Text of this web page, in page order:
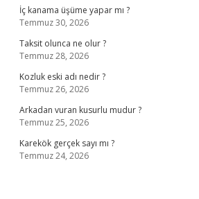
İç kanama üşüme yapar mı ?
Temmuz 30, 2026
Taksit olunca ne olur ?
Temmuz 28, 2026
Kozluk eski adı nedir ?
Temmuz 26, 2026
Arkadan vuran kusurlu mudur ?
Temmuz 25, 2026
Karekök gerçek sayı mı ?
Temmuz 24, 2026